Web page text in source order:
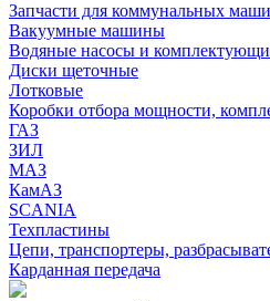
Запчасти для коммунальных
Вакуумные машины
Водяные насосы и
Диски щеточные
Лотковые
Коробки отбора мощности,
ГАЗ
ЗИЛ
МАЗ
КамАЗ
SCANIA
Техпластины
Цепи, транспортеры,
Карданная передача